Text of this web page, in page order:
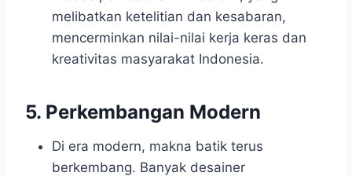
melibatkan ketelitian dan kesabaran,
mencerminkan nilai-nilai kerja keras dan
kreativitas masyarakat Indonesia.
5. Perkembangan Modern
Di era modern, makna batik terus
berkembang. Banyak desainer